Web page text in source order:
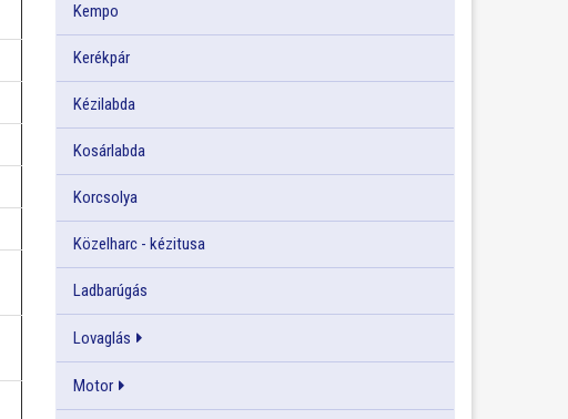
Kempo
Kerékpár
Kézilabda
Kosárlabda
Korcsolya
Közelharc - kézitusa
Ladbarúgás
Lovaglás
Motor